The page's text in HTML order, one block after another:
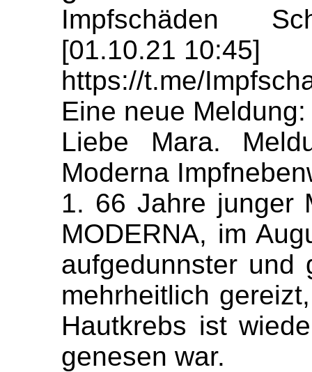
Impfschäden
[01.10.21 10:45]
https://t.me/
Eine neue Meldung:
Liebe Mara.
Moderna
1. 66 Jahre junger
MODERNA, im
aufgedunnster und
mehrheitlich
Hautkrebs ist
genesen war.